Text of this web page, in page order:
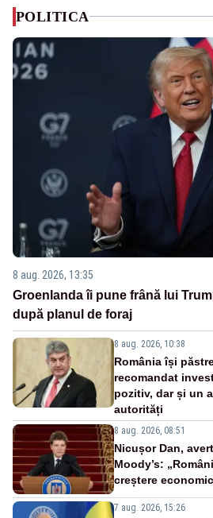
POLITICA
8 aug. 2026, 13:35
Groenlanda îi pune frână lui
după planul de foraj
8 aug. 2026, 10:38
România își
recomandat
pozitiv, dar și un
autorități
8 aug. 2026, 08:51
Nicușor Dan,
Moody’s:
creștere
7 aug. 2026, 15:26